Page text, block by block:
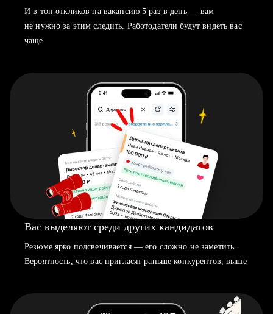
И в топ откликов на вакансию 5 раз в день — вам
не нужно за этим следить. Работодатели будут видеть вас
чаще
Вас выделяют среди других кандидатов
Резюме ярко подсвечивается — его сложно не заметить.
Вероятность, что вас пригласят раньше конкурентов, выше